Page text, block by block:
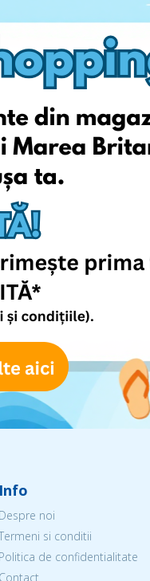
Info
Despre noi
si conditii
Politica de confidentialitate
Contact